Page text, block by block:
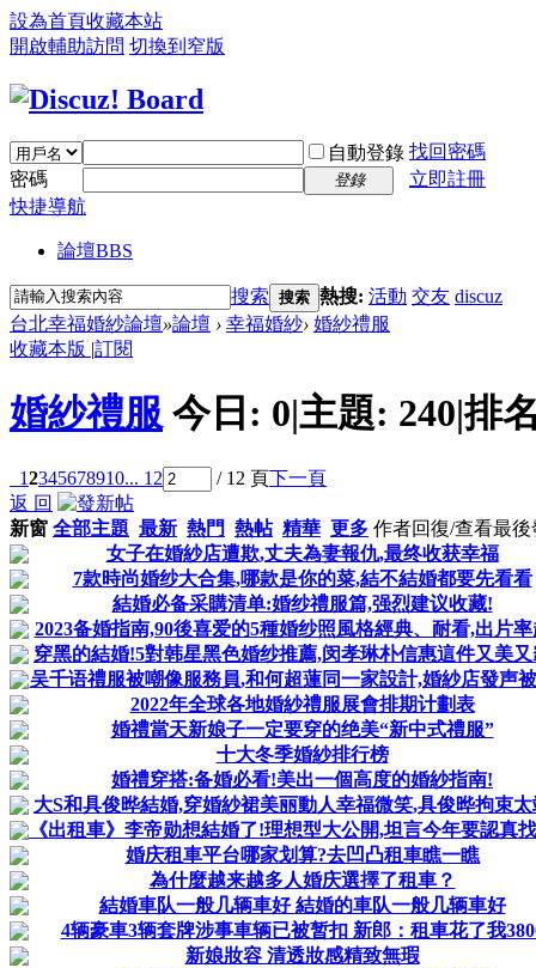
設為首頁收藏本站
開啟輔助訪問 切換到窄版
自動登錄 找回密碼
密碼
登錄
立即註冊
快捷導航
論壇BBS
搜索 搜索 熱搜: 活動 交友 discuz
台北幸福婚紗論壇»論壇 › 幸福婚紗› 婚紗禮服
收藏本版 |訂閱
婚紗禮服 今日: 0|主題: 240|排
12345678910... 12 / 12 頁下一頁
返 回
新窗 全部主題 最新 熱門 熱帖 精華 更多 作者回復/查看最後
女子在婚紗店遭欺,丈夫為妻報仇,最终收获幸福
7款時尚婚纱大合集,哪款是你的菜,結不結婚都要先看看
結婚必备采購清单:婚纱禮服篇,强烈建议收藏!
2023备婚指南,90後喜爱的5種婚纱照風格經典、耐看,出片
穿黑的結婚!5對韩星黑色婚纱推薦,闵孝琳朴信惠這件又美
吴千语禮服被嘲像服務員,和何超蓮同一家設計,婚紗店發声
2022年全球各地婚紗禮服展會排期计劃表
婚禮當天新娘子一定要穿的绝美“新中式禮服”
十大冬季婚紗排行榜
婚禮穿搭:备婚必看!美出一個高度的婚紗指南!
大S和具俊晔結婚,穿婚紗裙美丽動人幸福微笑,具俊晔拘束
《出租車》李帝勋想結婚了!理想型大公開,坦言今年要認真
婚庆租車平台哪家划算?去凹凸租車瞧一瞧
為什麼越来越多人婚庆選擇了租車？
結婚車队一般几辆車好 結婚的車队一般几辆車好
4辆豪車3辆套牌涉事車辆已被暂扣 新郎：租車花了我
新娘妝容 清透妝感精致無瑕